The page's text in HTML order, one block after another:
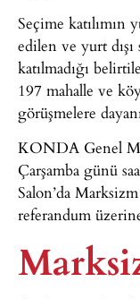
Seçime katılımın
edilen ve yurt dışı
katılmadığı
197 mahalle ve
görüşmelere
KONDA Genel
Çarşamba günü
Salon’da
referandum